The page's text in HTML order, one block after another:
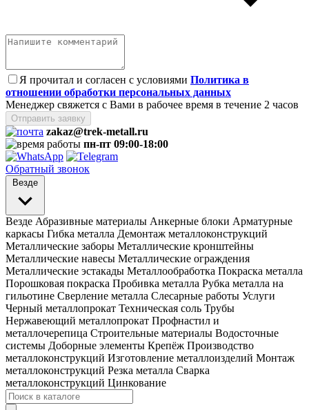
Я прочитал и согласен с условиями Политика в
отношении обработки персональных данных
Менеджер свяжется с Вами в рабочее время в течение 2 часов
Отправить заявку
zakaz@trek-metall.ru
пн-пт 09:00-18:00
Обратный звонок
Везде
Везде Абразивные материалы Анкерные блоки Арматурные
каркасы Гибка металла Демонтаж металлоконструкций
Металлические заборы Металлические кронштейны
Металлические навесы Металлические ограждения
Металлические эстакады Металлообработка Покраска металла
Порошковая покраска Пробивка металла Рубка металла на
гильотине Сверление металла Слесарные работы Услуги
Черный металлопрокат Техническая соль Трубы
Нержавеющий металлопрокат Профнастил и
металлочерепица Строительные материалы Водосточные
системы Доборные элементы Крепёж Производство
металлоконструкций Изготовление металлоизделий Монтаж
металлоконструкций Резка металла Сварка
металлоконструкций Цинкование